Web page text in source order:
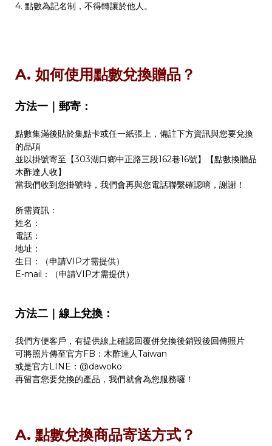
4. 點數為記名制，不得轉讓於他人。
A. 如何使用點數兌換贈品？
方法一｜郵寄：
點數集滿後貼於集點卡或任一紙張上，備註下方資訊與您要兌換
的品項
並以掛號寄至 【303湖口鄉中正路三段162巷16號】【點數換贈品
木酢達人收】
當我們收到您掛號時，我們會再與您電話聯繫確認唷，謝謝！
所需資訊：
姓名：
電話：
地址：
生日：（申請VIP才需提供）
E-mail：
（申請VIP才需提供）
方法二｜線上兌換：
我們方便客戶，有提供線上確認回覆併兌換後銷毀後回傳照片
可將照片傳至官方FB：木酢達人Taiwan
或是官方LINE：@dawoko
再留言您要兌換的產品，我們就會為您服務囉！
A. 點數兌換商品寄送方式？